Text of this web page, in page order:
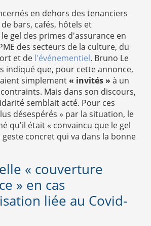
en dehors des tenanciers
bars, cafés, hôtels et
gel des primes d'assurance en
des secteurs de la culture, du
et de l'événementiel. Bruno Le
indiqué que, pour cette annonce,
simplement« invités » à un
Mais dans son discours,
semblait acté. Pour ces
désespérés » par la situation, le
qu'il était « convaincu que le gel
concret qui va dans la bonne
« couverture
» en cas
liée au Covid-